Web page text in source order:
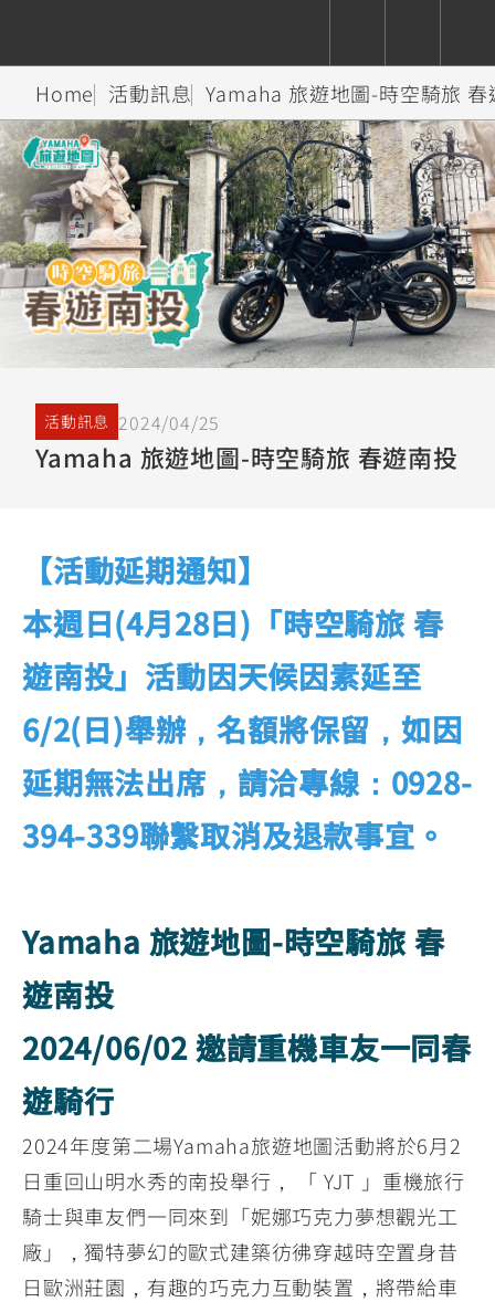
依風格 依排氣量
Super
Sport
Hyper
Naked
Sport
Heritage
YZF-R9
550+
550+
YZF-R15
150
MT-
09
Y-
AMT
MT-
09
550+
AMT
MT-
03
MT-
15
XSR
700
550+
155
依風格 依排氣量
Premium Sport FashionAdventureFamily
TMAX
550+
251~549
AUGUR
150
CYGNUS
XR
150
CYGNUS
X
FORCE
150
RS NEO
Limi
125
BW'S
125
AXIS
Z /
Zii
125
JOG
CUXiE
2.5 kw
追蹤愛車
我的愛車 瀏覽紀錄
Home 活動訊息 Yamaha 旅遊地圖-時空騎旅 春
活動訊息 2024/04/25
Yamaha 旅遊地圖-時空騎旅 春遊南投
【活動延期通知】
本週日(4月28日)「時空騎旅 春
遊南投」活動因天候因素延至
6/2(日)舉辦，名額將保留，如因
延期無法出席，請洽專線：0928-
394-339聯繫取消及退款事宜。
Yamaha 旅遊地圖-時空騎旅 春
遊南投
2024/06/02 邀請重機車友一同春
遊騎行
2024年度第二場Yamaha旅遊地圖活動將於6月2
日重回山明水秀的南投舉行， 「 YJT 」重機旅行
騎士與車友們一同來到「妮娜巧克力夢想觀光工
廠」，獨特夢幻的歐式建築彷彿穿越時空置身昔
日歐洲莊園，有趣的巧克力互動裝置，將帶給車